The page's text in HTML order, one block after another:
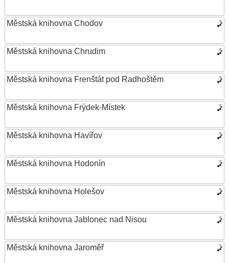
Městská knihovna Chodov
Městská knihovna Chrudim
Městská knihovna Frenštát pod Radhoštěm
Městská knihovna Frýdek-Místek
Městská knihovna Havířov
Městská knihovna Hodonín
Městská knihovna Holešov
Městská knihovna Jablonec nad Nisou
Městská knihovna Jaroměř